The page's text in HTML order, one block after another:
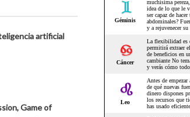
artificial
Game of